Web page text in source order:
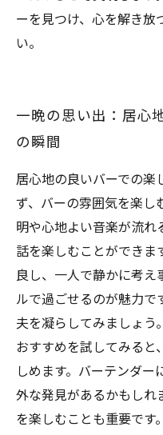
ーを見つけ、心を解き放
い。
一晩の思い出：居心
の瞬間
居心地の良いバーでの楽
ず、バーの雰囲気を楽し
明や心地よい音楽が流れ
話を楽しむことができま
良し、一人で静かに考え
ルで過ごせるのが魅力で
夫を凝らしてみましょう
おすすめを試してみると
しめます。バーテンダー
外な発見があるかもしれ
を楽しむことも重要です